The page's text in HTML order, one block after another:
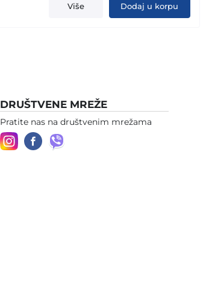
Više Dodaj u korpu
DRUŠTVENE MREŽE
Pratite nas na društvenim mrežama